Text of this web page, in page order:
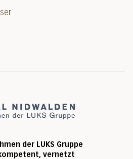
der LUKS Gruppe
vernetzt